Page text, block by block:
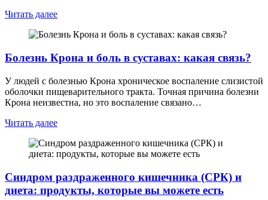
Читать далее
Болезнь Крона и боль в суставах: какая связь?
У людей с болезнью Крона хроническое воспаление слизистой
оболочки пищеварительного тракта. Точная причина болезни
Крона неизвестна, но это воспаление связано…
Читать далее
Синдром раздраженного кишечника (СРК) и
диета: продукты, которые вы можете есть